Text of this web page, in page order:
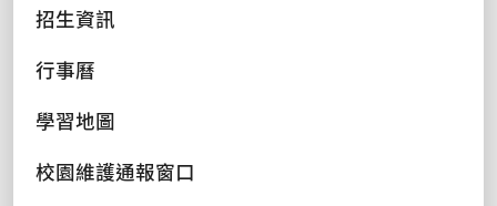
招生資訊
行事曆
學習地圖
校園維護通報窗口